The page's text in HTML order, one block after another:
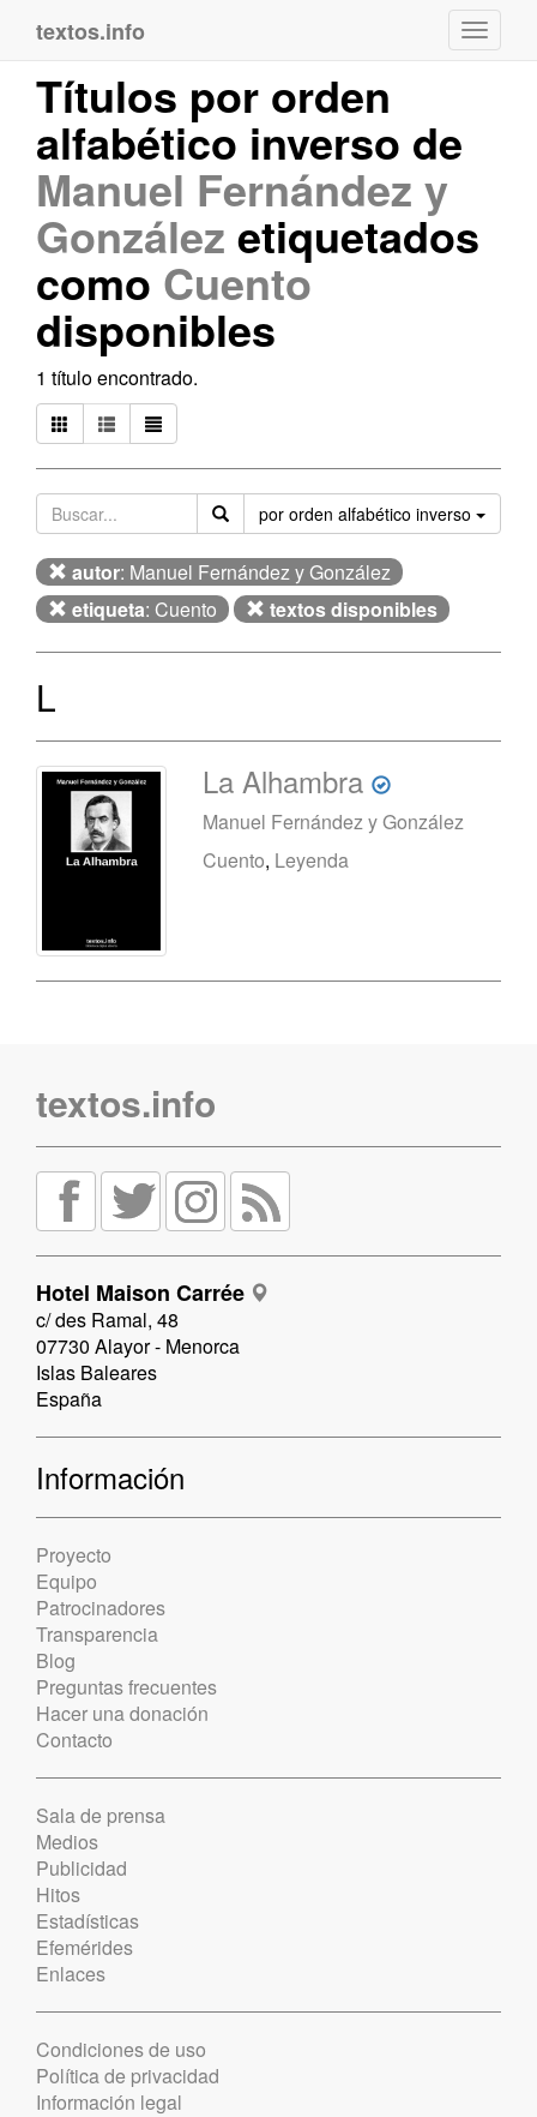
textos.info
Títulos por orden
alfabético inverso de
Manuel Fernández y
González etiquetados
como Cuento
disponibles
1 título encontrado.
por orden alfabético inverso
autor: Manuel Fernández y González
etiqueta: Cuento textos disponibles
L
La Alhambra
Manuel Fernández y González
Cuento, Leyenda
textos.info
Hotel Maison Carrée
c/ des Ramal, 48
07730 Alayor - Menorca
Islas Baleares
España
Información
Proyecto
Equipo
Patrocinadores
Transparencia
Blog
Preguntas frecuentes
Hacer una donación
Contacto
Sala de prensa
Medios
Publicidad
Hitos
Estadísticas
Efemérides
Enlaces
Condiciones de uso
Política de privacidad
Información legal